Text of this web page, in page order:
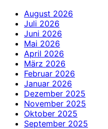
August 2026
Juli 2026
Juni 2026
Mai 2026
April 2026
März 2026
Februar 2026
Januar 2026
Dezember 2025
November 2025
Oktober 2025
September 2025